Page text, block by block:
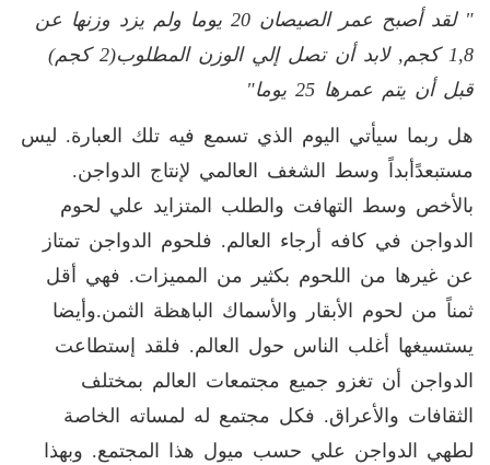
" لقد أصبح عمر الصيصان 20 يوما ولم يزد وزنها عن
1,8 كجم, لابد أن تصل إلي الوزن المطلوب(2 كجم)
قبل أن يتم عمرها 25 يوما"
هل ربما سيأتي اليوم الذي تسمع فيه تلك العبارة. ليس
مستبعدًأبداً وسط الشغف العالمي لإنتاج الدواجن.
بالأخص وسط التهافت والطلب المتزايد علي لحوم
الدواجن في كافه أرجاء العالم. فلحوم الدواجن تمتاز
عن غيرها من اللحوم بكثير من المميزات. فهي أقل
ثمناً من لحوم الأبقار والأسماك الباهظة الثمن.وأيضا
يستسيغها أغلب الناس حول العالم. فلقد إستطاعت
الدواجن أن تغزو جميع مجتمعات العالم بمختلف
الثقافات والأعراق. فكل مجتمع له لمساته الخاصة
لطهي الدواجن علي حسب ميول هذا المجتمع. وبهذا